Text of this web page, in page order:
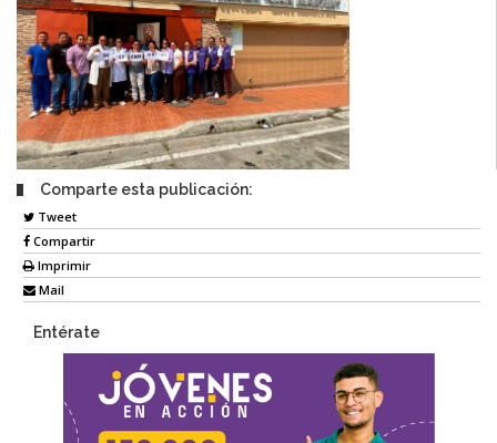
Comparte esta publicación:
Tweet
Compartir
Imprimir
Mail
Entérate